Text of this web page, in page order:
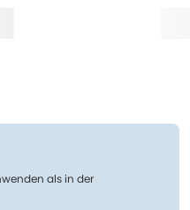
als in der